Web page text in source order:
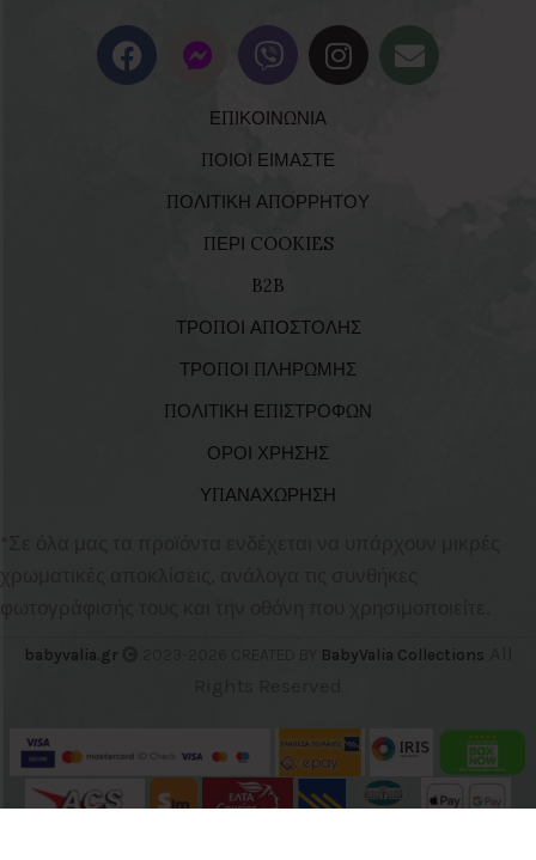
ΕΠΙΚΟΙΝΩΝΙΑ
ΠΟΙΟΙ ΕΙΜΑΣΤΕ
ΠΟΛΙΤΙΚΗ ΑΠΟΡΡΗΤΟΥ
ΠΕΡΙ COOKIES
B2B
ΤΡΟΠΟΙ ΑΠΟΣΤΟΛΗΣ
ΤΡΟΠΟΙ ΠΛΗΡΩΜΗΣ
ΠΟΛΙΤΙΚΗ ΕΠΙΣΤΡΟΦΩΝ
ΟΡΟΙ ΧΡΗΣΗΣ
ΥΠΑΝΑΧΩΡΗΣΗ
χρωματικές αποκλίσεις, ανάλογα τις συνθήκες
φωτογράφισής τους και την οθόνη που χρησιμοποιείτε.
babyvalia.gr BabyValia Collections